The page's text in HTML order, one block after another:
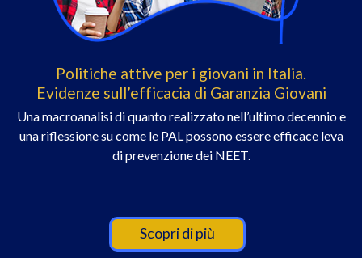
Politiche attive per i giovani in Italia.
Evidenze sull’efficacia di Garanzia Giovani
Una macroanalisi di quanto realizzato nell’ultimo decennio e
una riflessione su come le PAL possono essere efficace leva
di prevenzione dei NEET.
Scopri di più